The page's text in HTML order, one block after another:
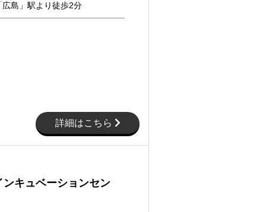
島」駅より徒歩2分
詳細はこちら
ンキュベーションセン